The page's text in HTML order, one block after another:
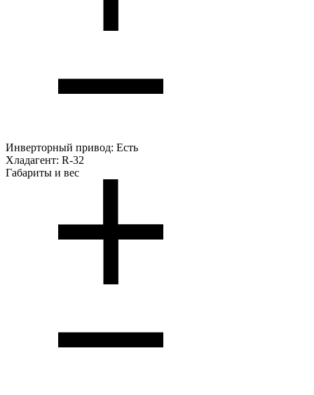
Инверторный привод: Есть
Хладагент: R-32
Габариты и вес